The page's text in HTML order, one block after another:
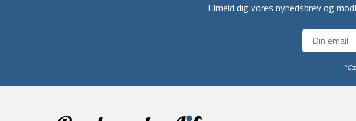
Tilmeld dig vores nyhedsbrev og